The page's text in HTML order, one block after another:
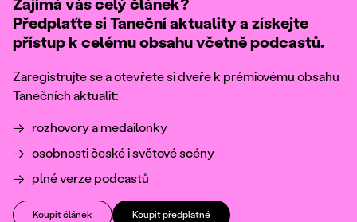
Předplaťte si Taneční aktuality a získejte
přístup k celému obsahu včetně podcastů.
Zaregistrujte se a otevřete si dveře k prémiovému obsahu
Tanečních aktualit:
rozhovory a medailonky
osobnosti české i světové scény
plné verze podcastů
Koupit článek Koupit předplatné